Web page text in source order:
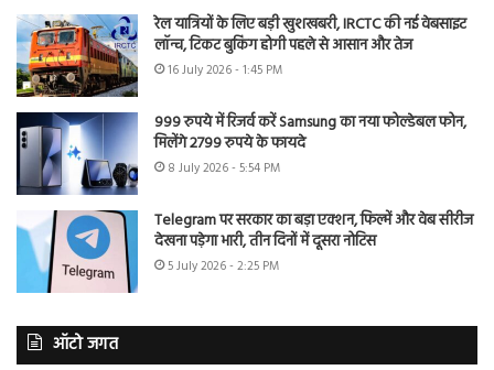
रेल यात्रियों के लिए बड़ी खुशखबरी, IRCTC की नई वेबसाइट
लॉन्च, टिकट बुकिंग होगी पहले से आसान और तेज
16 July 2026 - 1:45 PM
999 रुपये में रिजर्व करें Samsung का नया फोल्डेबल फोन,
मिलेंगे 2799 रुपये के फायदे
8 July 2026 - 5:54 PM
Telegram पर सरकार का बड़ा एक्शन, फिल्में और वेब सीरीज
देखना पड़ेगा भारी, तीन दिनों में दूसरा नोटिस
5 July 2026 - 2:25 PM
ऑटो जगत